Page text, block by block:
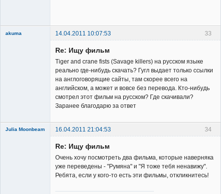
33
akuma
14.04.2011 10:07:53
Re: Ищу фильм
Tiger and crane fists (Savage killers) на русском языке
реально где-нибудь скачать? Гугл выдает только ссылки
на англоговорящие сайты, там скорее всего на
английском, а может и вовсе без перевода. Кто-нибудь
смотрел этот фильм на русском? Где скачивали?
Заранее благодарю за ответ
34
Julia Moonbeam 16.04.2011 21:04:53
Re: Ищу фильм
Очень хочу посмотреть два фильма, которые наверняка
уже переведены - "Румяна" и "Я тоже тебя ненавижу".
Ребята, если у кого-то есть эти фильмы, откликнитесь!